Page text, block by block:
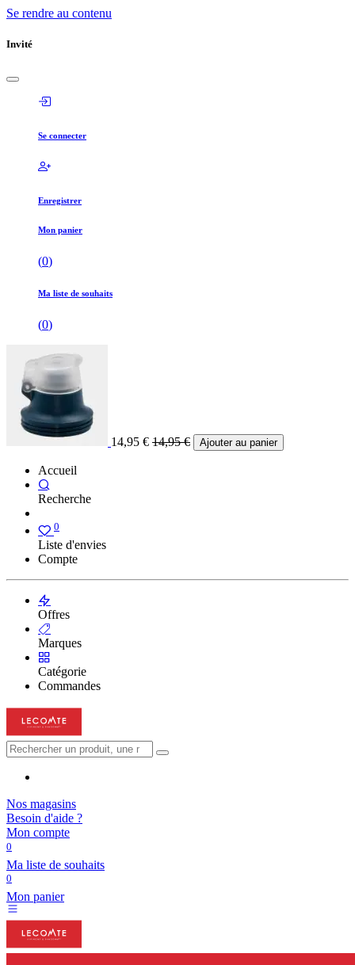
Se rendre au contenu
Invité
Se connecter
Enregistrer
Mon panier
(0)
Ma liste de souhaits
(0)
14,95 € 14,95€ Ajouter au panier
Accueil
Recherche
0
Liste d'envies
Compte
Offres
Marques
Catégorie
Commandes
Nos magasins
Besoin d'aide ?
Mon compte
0
Ma liste de souhaits
0
Mon panier